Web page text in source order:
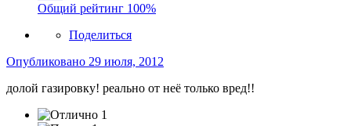
Общий рейтинг 100%
Поделиться
Опубликовано 29 июля, 2012
долой газировку! реально от неё только вред!!
1